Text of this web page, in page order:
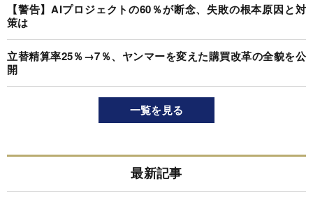
【警告】AIプロジェクトの60％が断念、失敗の根本原因と対
策は
立替精算率25％→7％、ヤンマーを変えた購買改革の全貌を公
開
一覧を見る
最新記事